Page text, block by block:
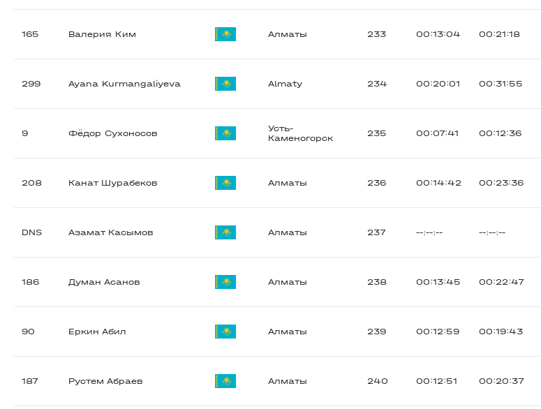
165 Валерия Ким Алматы 233 00:13:04 00:21:18
299 Ayana Kurmangaliyeva Almaty 234 00:20:01 00:31:55
9 Фёдор Сухоносов
Усть-
Каменогорск
235 00:07:41 00:12:36
208 Канат Шурабеков Алматы 236 00:14:42 00:23:36
DNS Азамат Касымов Алматы 237 --:--:-- --:--:--
186 Думан Асанов Алматы 238 00:13:45 00:22:47
90 Еркин Абил Алматы 239 00:12:59 00:19:43
187 Рустем Абраев Алматы 240 00:12:51 00:20:37